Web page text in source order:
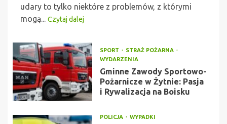
udary to tylko niektóre z problemów, z którymi
mogą... Czytaj dalej
SPORT
STRAŻ POŻARNA
WYDARZENIA
Gminne Zawody Sportowo-
Pożarnicze w Żytnie: Pasja
i Rywalizacja na Boisku
POLICJA WYPADKI